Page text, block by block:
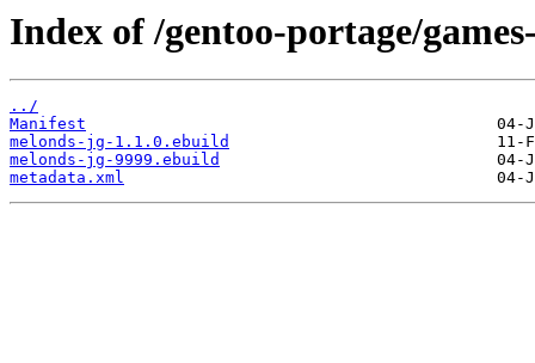
Index of /gentoo-portage/
../
Manifest
melonds-jg-1.1.0.ebuild
melonds-jg-9999.ebuild
metadata.xml